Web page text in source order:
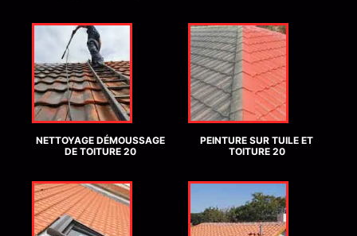
NETTOYAGE DÉMOUSSAGE
DE TOITURE 20
PEINTURE SUR TUILE ET
TOITURE 20